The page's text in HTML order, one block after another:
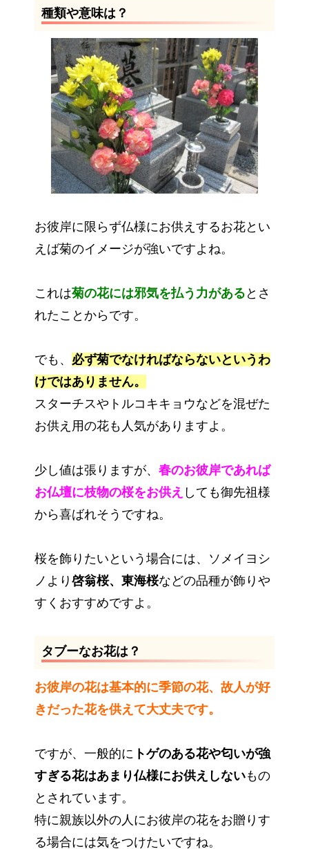
種類や意味は？
お彼岸に限らず仏様にお供えするお花とい
えば菊のイメージが強いですよね。
これは菊の花には邪気を払う力がある とさ
れたことからです。
でも、 必ず菊でなければならないというわ
けではありません。
スターチスやトルコキキョウなどを混ぜた
お供え用の花も人気がありますよ。
少し値は張りますが、 春のお彼岸であれば
お仏壇に枝物の桜をお供え しても御先祖様
から喜ばれそうですね。
桜を飾りたいという場合には、ソメイヨシ
ノより 啓翁桜、東海桜などの品種が飾りや
すくおすすめですよ。
タブーなお花は？
お彼岸の花は基本的に季節の花、故人が好
きだった花を供えて大丈夫です。
ですが、一般的に トゲのある花や匂いが強
すぎる花はあまり仏様にお供えしないもの
とされています。
特に親族以外の人にお彼岸の花をお贈りす
る場合には気をつけたいですね。